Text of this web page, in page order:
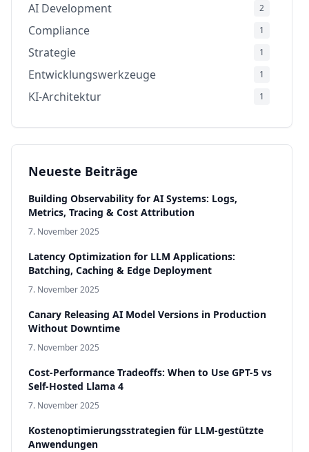
AI Development 2
Compliance 1
Strategie 1
Entwicklungswerkzeuge 1
KI-Architektur 1
Sicherheit & Compliance
Neueste Beiträge
Building Observability for AI Systems: Logs,
Metrics, Tracing & Cost Attribution
7. November 2025
Latency Optimization for LLM Applications:
Batching, Caching & Edge Deployment
7. November 2025
Canary Releasing AI Model Versions in Production
Without Downtime
7. November 2025
Cost-Performance Tradeoffs: When to Use GPT-5 vs
Self-Hosted Llama 4
7. November 2025
Kostenoptimierungsstrategien für LLM-gestützte
Anwendungen